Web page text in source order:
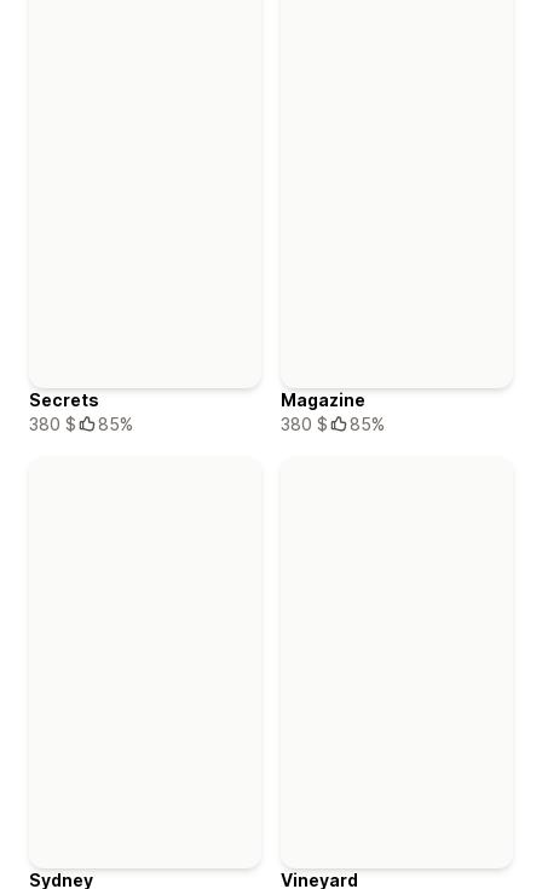
Secrets
380 $
85%
Magazine
380 $
85%
Sydney
Vineyard